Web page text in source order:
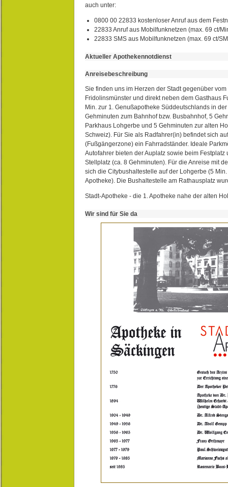
auch unter:
0800 00 22833 kostenloser Anruf aus dem
22833 Anruf aus Mobilfunknetzen (max. 69 ct/
22833 SMS aus Mobilfunknetzen (max. 69 ct/
Aktueller Apothekennotdienst
Anreisebeschreibung
Sie finden uns im Herzen der Stadt gegenüber
Fridolinsmünster und direkt neben dem Gasthaus
Min. zur 1. Genußapotheke Süddeutschlands in
Gehminuten zum Bahnhof bzw. Busbahnhof, 5
Parkhaus Lohgerbe und 5 Gehminuten zur alten
Schweiz). Für Sie als Radfahrer(in) befindet sich
(Fußgängerzone) ein Fahrradständer. Ideale
Autofahrer bieten der Auplatz sowie beim Festplatz
Stellplatz (ca. 8 Gehminuten). Für die Anreise mit
sich die Citybushaltestelle auf der Lohgerbe (5
Apotheke). Die Bushaltestelle am Rathausplatz
Stadt-Apotheke - die 1. Apotheke nahe der alten
Wir sind für Sie da